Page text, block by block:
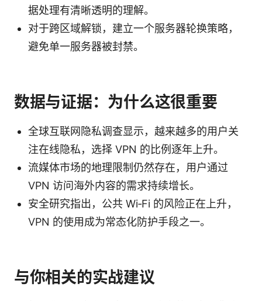
据处理有清晰透明的理解。
对于跨区域解锁，建立一个服务器轮换策略，
避免单一服务器被封禁。
数据与证据：为什么这很重要
全球互联网隐私调查显示，越来越多的用户关
注在线隐私，选择 VPN 的比例逐年上升。
流媒体市场的地理限制仍然存在，用户通过
VPN 访问海外内容的需求持续增长。
安全研究指出，公共 Wi‑Fi 的风险正在上升，
VPN 的使用成为常态化防护手段之一。
与你相关的实战建议